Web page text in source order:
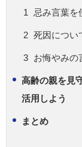
忌み言葉を
死因につい
お悔やみの
高齢の親を見
活用しよう
まとめ